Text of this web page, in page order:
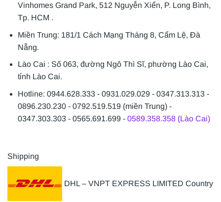
Vinhomes Grand Park, 512 Nguyễn Xiển, P. Long Bình,
Tp. HCM .
Miền Trung: 181/1 Cách Mạng Tháng 8, Cẩm Lệ, Đà
Nẵng.
Lào Cai : Số 063, đường Ngô Thì Sĩ, phường Lào Cai,
tỉnh Lào Cai.
Hotline: 0944.628.333 - 0931.029.029 - 0347.313.313 -
0896.230.230 - 0792.519.519 (miền Trung) -
0347.303.303 - 0565.691.699 - 0589.358.358 (Lào Cai)
Shipping
DHL – VNPT EXPRESS LIMITED Country